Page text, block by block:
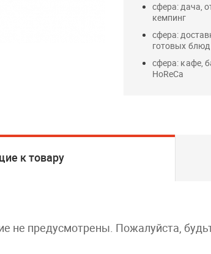
сфера: дача,
кемпинг
сфера:
готовых блюд
сфера: кафе,
HoReCa
к товару
не предусмотрены. Пожалуйста,